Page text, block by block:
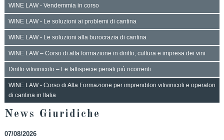
WINE LAW - Vendemmia in corso
WINE LAW - Le soluzioni ai problemi di cantina
WINE LAW - Le soluzioni alla burocrazia di cantina
WINE LAW – Corso di alta formazione in diritto, cultura e impresa dei vini
Diritto vitivinicolo – Le fattispecie penali più ricorrenti
WINE LAW - Corso di Alta Formazione per imprenditori vitivinicoli e operatori
di cantina in Italia
News Giuridiche
07/08/2026